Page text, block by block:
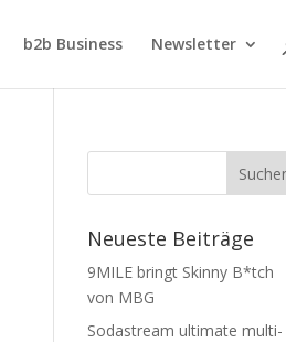
b2b Business Newsletter
Neueste Beiträge
9MILE bringt Skinny B*tch
von MBG
Sodastream ultimate multi-